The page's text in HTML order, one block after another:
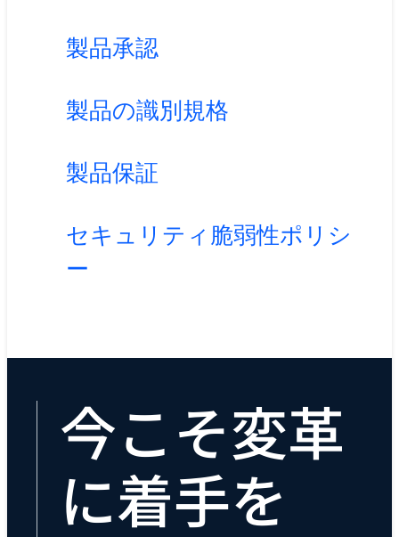
製品承認
製品の識別規格
製品保証
セキュリティ脆弱性ポリシ
ー
今こそ変革
に着手を